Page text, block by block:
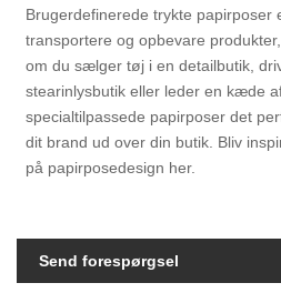
Brugerdefinerede trykte papirposer
transportere og opbevare
om du sælger tøj i en detailbutik,
stearinlysbutik eller leder en kæde
specialtilpassede papirposer det
dit brand ud over din butik. Bliv
på papirposedesign her.
Send forespørgsel